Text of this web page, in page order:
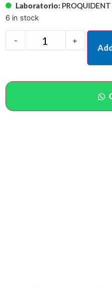
Laboratorio: PROQUIDENT
6 in stock
- +